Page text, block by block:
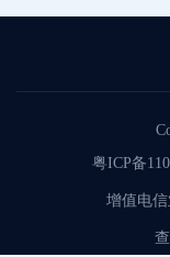
粤ICP备
增值电信